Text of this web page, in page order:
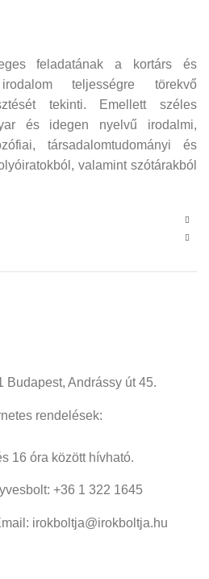
feladatának a kortárs és
teljességre törekvő
tekinti. Emellett széles
és idegen nyelvű irodalmi,
társadalomtudományi és
valamint szótárakból
Budapest, Andrássy út 45.
rendelések:
16 óra között hívható.
+36 1 322 1645
irokboltja@irokboltja.hu